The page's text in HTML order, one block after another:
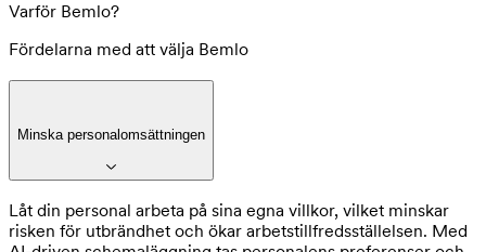
Varför Bemlo?
Fördelarna med att välja Bemlo
Minska personalomsättningen
Låt din personal arbeta på sina egna villkor, vilket minskar
risken för utbrändhet och ökar arbetstillfredsställelsen. Med